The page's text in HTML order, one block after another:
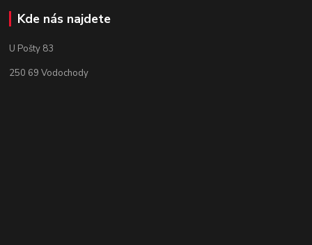
Kde nás najdete
U Pošty 83
250 69 Vodochody